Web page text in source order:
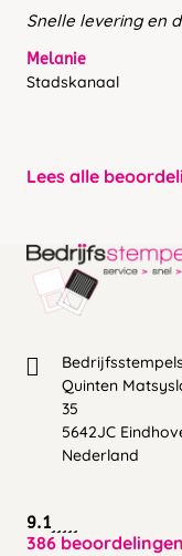
Snelle levering en
Melanie
Stadskanaal
Lees alle
Quinten
35
5642JC
Nederland
9.1
386 beoordelingen